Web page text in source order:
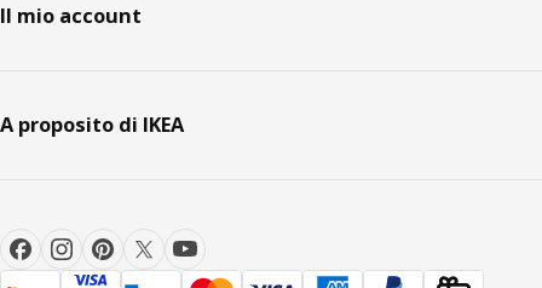
Il mio account
A proposito di IKEA